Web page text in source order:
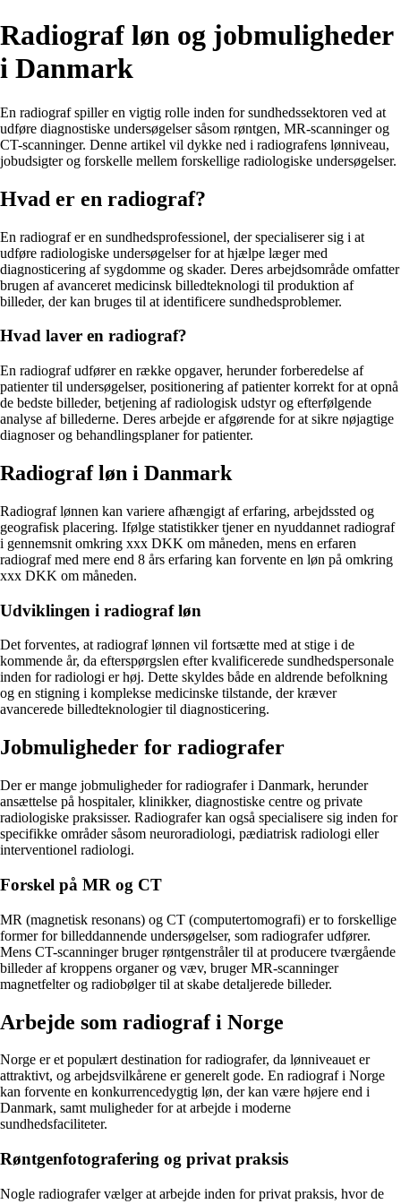
Radiograf løn og jobmuligheder
i Danmark
En radiograf spiller en vigtig rolle inden for sundhedssektoren ved at
udføre diagnostiske undersøgelser såsom røntgen, MR-scanninger og
CT-scanninger. Denne artikel vil dykke ned i radiografens lønniveau,
jobudsigter og forskelle mellem forskellige radiologiske undersøgelser.
Hvad er en radiograf?
En radiograf er en sundhedsprofessionel, der specialiserer sig i at
udføre radiologiske undersøgelser for at hjælpe læger med
diagnosticering af sygdomme og skader. Deres arbejdsområde omfatter
brugen af avanceret medicinsk billedteknologi til produktion af
billeder, der kan bruges til at identificere sundhedsproblemer.
Hvad laver en radiograf?
En radiograf udfører en række opgaver, herunder forberedelse af
patienter til undersøgelser, positionering af patienter korrekt for at opnå
de bedste billeder, betjening af radiologisk udstyr og efterfølgende
analyse af billederne. Deres arbejde er afgørende for at sikre nøjagtige
diagnoser og behandlingsplaner for patienter.
Radiograf løn i Danmark
Radiograf lønnen kan variere afhængigt af erfaring, arbejdssted og
geografisk placering. Ifølge statistikker tjener en nyuddannet radiograf
i gennemsnit omkring xxx DKK om måneden, mens en erfaren
radiograf med mere end 8 års erfaring kan forvente en løn på omkring
xxx DKK om måneden.
Udviklingen i radiograf løn
Det forventes, at radiograf lønnen vil fortsætte med at stige i de
kommende år, da efterspørgslen efter kvalificerede sundhedspersonale
inden for radiologi er høj. Dette skyldes både en aldrende befolkning
og en stigning i komplekse medicinske tilstande, der kræver
avancerede billedteknologier til diagnosticering.
Jobmuligheder for radiografer
Der er mange jobmuligheder for radiografer i Danmark, herunder
ansættelse på hospitaler, klinikker, diagnostiske centre og private
radiologiske praksisser. Radiografer kan også specialisere sig inden for
specifikke områder såsom neuroradiologi, pædiatrisk radiologi eller
interventionel radiologi.
Forskel på MR og CT
MR (magnetisk resonans) og CT (computertomografi) er to forskellige
former for billeddannende undersøgelser, som radiografer udfører.
Mens CT-scanninger bruger røntgenstråler til at producere tværgående
billeder af kroppens organer og væv, bruger MR-scanninger
magnetfelter og radiobølger til at skabe detaljerede billeder.
Arbejde som radiograf i Norge
Norge er et populært destination for radiografer, da lønniveauet er
attraktivt, og arbejdsvilkårene er generelt gode. En radiograf i Norge
kan forvente en konkurrencedygtig løn, der kan være højere end i
Danmark, samt muligheder for at arbejde i moderne
sundhedsfaciliteter.
Røntgenfotografering og privat praksis
Nogle radiografer vælger at arbejde inden for privat praksis, hvor de